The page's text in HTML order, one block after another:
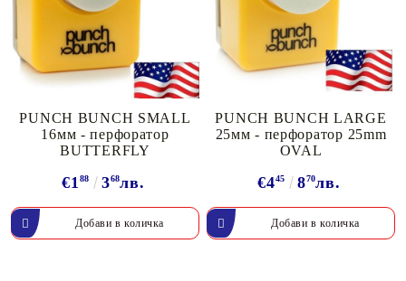
PUNCH BUNCH SMALL
16мм - перфоратор
BUTTERFLY
€188 368лв.
PUNCH BUNCH LARGE
25мм - перфоратор 25mm
OVAL
€445 870лв.